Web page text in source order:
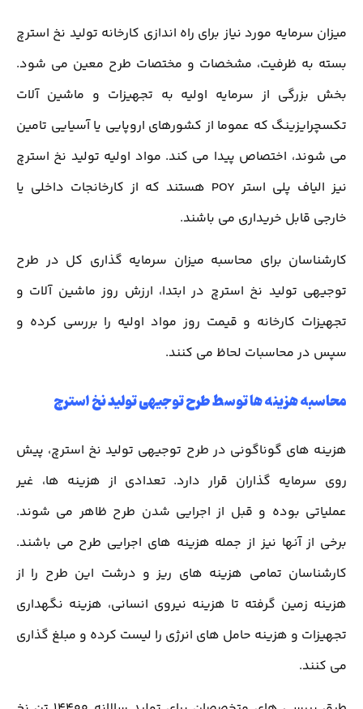
میزان سرمایه مورد نیاز برای راه اندازی کارخانه تولید نخ استرچ
بسته به ظرفیت، مشخصات و مختصات طرح معین می شود.
بخش بزرگی از سرمایه اولیه به تجهیزات و ماشین آلات
تکسچرایزینگ که عموما از کشورهای اروپایی یا آسیایی تامین
می شوند، اختصاص پیدا می کند. مواد اولیه تولید نخ استرچ
نیز الیاف پلی استر POY هستند که از کارخانجات داخلی یا
خارجی قابل خریداری می باشند.
کارشناسان برای محاسبه میزان سرمایه گذاری کل در طرح
توجیهی تولید نخ استرچ در ابتدا، ارزش روز ماشین آلات و
تجهیزات کارخانه و قیمت روز مواد اولیه را بررسی کرده و
سپس در محاسبات لحاظ می کنند.
محاسبه هزینه ها توسط طرح توجیهی تولید نخ استرچ
هزینه های گوناگونی در طرح توجیهی تولید نخ استرچ، پیش
روی سرمایه گذاران قرار دارد. تعدادی از هزینه ها، غیر
عملیاتی بوده و قبل از اجرایی شدن طرح ظاهر می شوند.
برخی از آنها نیز از جمله هزینه های اجرایی طرح می باشند.
کارشناسان تمامی هزینه های ریز و درشت این طرح را از
هزینه زمین گرفته تا هزینه نیروی انسانی، هزینه نگهداری
تجهیزات و هزینه حامل های انرژی را لیست کرده و مبلغ گذاری
می کنند.